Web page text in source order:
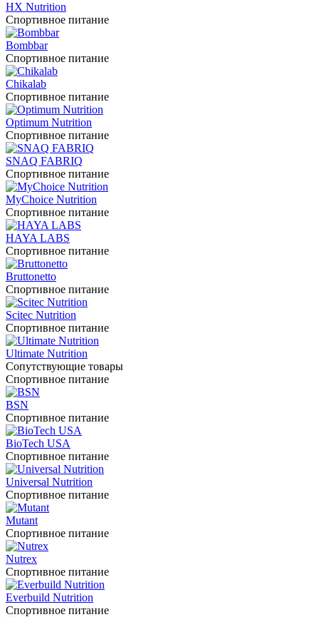
HX Nutrition
Спортивное питание
Bombbar
Спортивное питание
Chikalab
Спортивное питание
Optimum Nutrition
Спортивное питание
SNAQ FABRIQ
Спортивное питание
MyChoice Nutrition
Спортивное питание
HAYA LABS
Спортивное питание
Bruttonetto
Спортивное питание
Scitec Nutrition
Спортивное питание
Ultimate Nutrition
Сопутствующие товары
Спортивное питание
BSN
Спортивное питание
BioTech USA
Спортивное питание
Universal Nutrition
Спортивное питание
Mutant
Спортивное питание
Nutrex
Спортивное питание
Everbuild Nutrition
Спортивное питание